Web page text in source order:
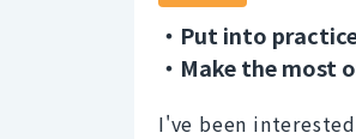
・Put into
・Make the most
I've been